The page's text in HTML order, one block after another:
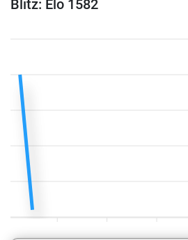
Blitz: Elo 1582